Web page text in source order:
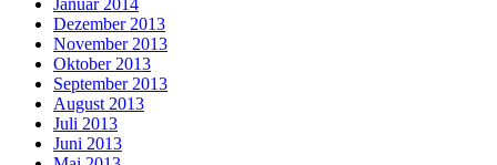
Januar 2014
Dezember 2013
November 2013
Oktober 2013
September 2013
August 2013
Juli 2013
Juni 2013